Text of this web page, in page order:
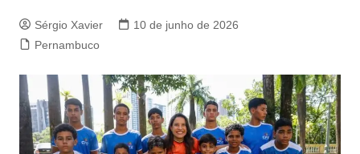
Sérgio Xavier
10 de junho de 2026
Pernambuco